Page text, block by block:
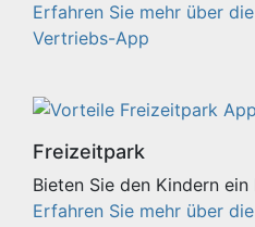
Erfahren Sie mehr über
Vertriebs-App
Freizeitpark
Bieten Sie den Kindern
Erfahren Sie mehr über